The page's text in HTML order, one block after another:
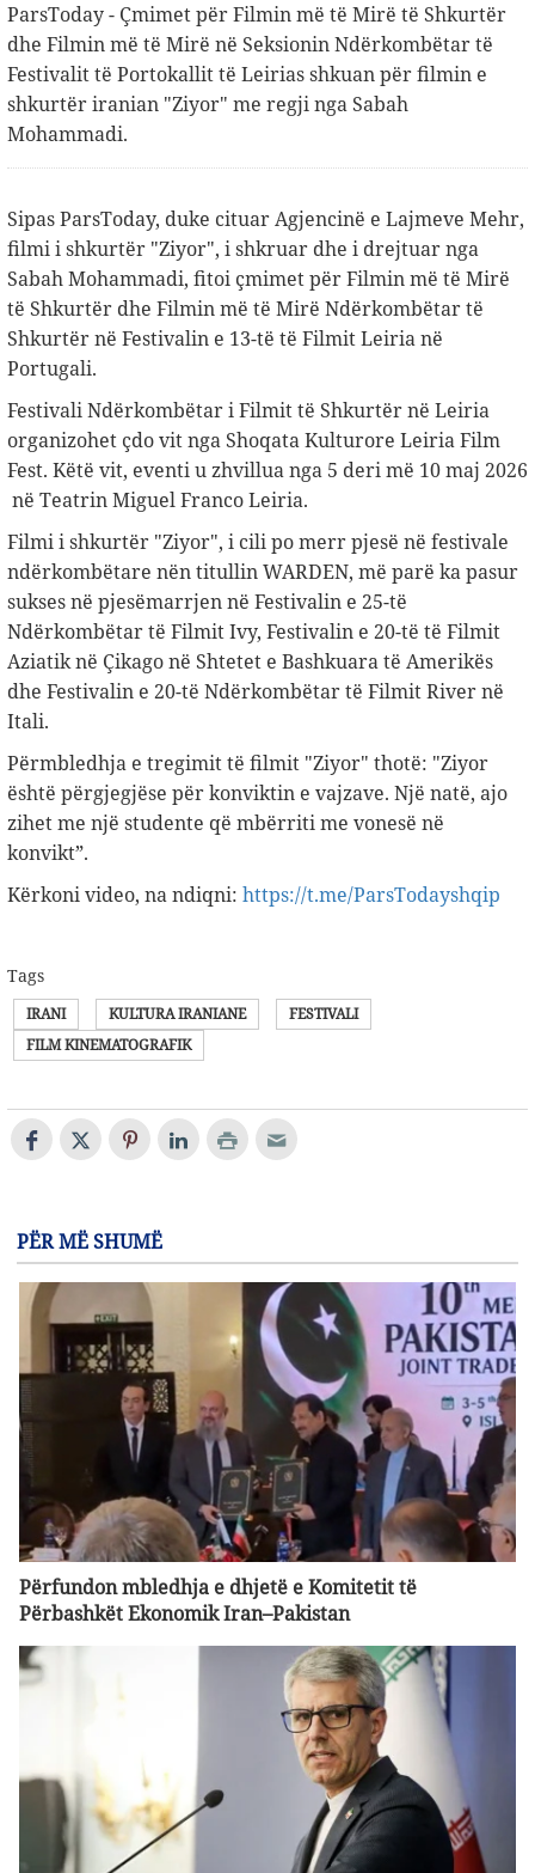
ParsToday - Çmimet për Filmin më të Mirë të Shkurtër
dhe Filmin më të Mirë në Seksionin Ndërkombëtar të
Festivalit të Portokallit të Leirias shkuan për filmin e
shkurtër iranian "Ziyor" me regji nga Sabah
Mohammadi.
Sipas ParsToday, duke cituar Agjencinë e Lajmeve Mehr,
filmi i shkurtër "Ziyor", i shkruar dhe i drejtuar nga
Sabah Mohammadi, fitoi çmimet për Filmin më të Mirë
të Shkurtër dhe Filmin më të Mirë Ndërkombëtar të
Shkurtër në Festivalin e 13-të të Filmit Leiria në
Portugali.
Festivali Ndërkombëtar i Filmit të Shkurtër në Leiria
organizohet çdo vit nga Shoqata Kulturore Leiria Film
Fest. Këtë vit, eventi u zhvillua nga 5 deri më 10 maj 2026
në Teatrin Miguel Franco Leiria.
Filmi i shkurtër "Ziyor", i cili po merr pjesë në festivale
ndërkombëtare nën titullin WARDEN, më parë ka pasur
sukses në pjesëmarrjen në Festivalin e 25-të
Ndërkombëtar të Filmit Ivy, Festivalin e 20-të të Filmit
Aziatik në Çikago në Shtetet e Bashkuara të Amerikës
dhe Festivalin e 20-të Ndërkombëtar të Filmit River në
Itali.
Përmbledhja e tregimit të filmit "Ziyor" thotë: "Ziyor
është përgjegjëse për konviktin e vajzave. Një natë, ajo
zihet me një studente që mbërriti me vonesë në
konvikt”.
Kërkoni video, na ndiqni: https://t.me/ParsTodayshqip
Tags
IRANI KULTURA IRANIANE
FESTIVALI
FILM KINEMATOGRAFIK
PËR MË SHUMË
Përfundon mbledhja e dhjetë e Komitetit të
Përbashkët Ekonomik Iran–Pakistan